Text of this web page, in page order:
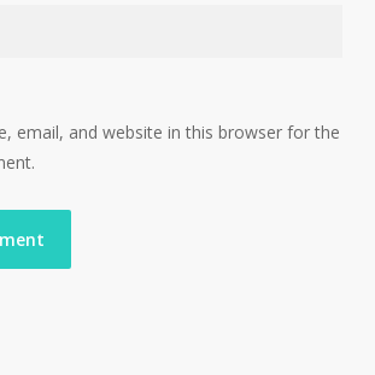
email, and website in this browser for the